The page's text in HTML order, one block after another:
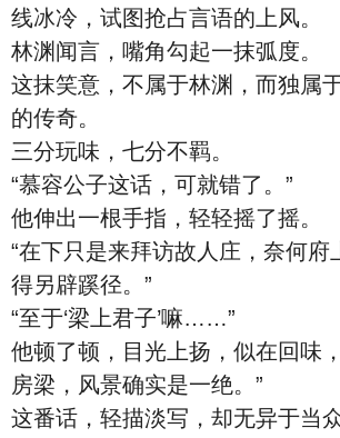
线冰冷，试图抢占言语的上风。
林渊闻言，嘴角勾起一抹弧度。
这抹笑意，不属于林渊，而独属
的传奇。
三分玩味，七分不羁。
“慕容公子这话，可就错了。”
他伸出一根手指，轻轻摇了摇。
“在下只是来拜访故人庄，奈何府
得另辟蹊径。”
“至于‘梁上君子’嘛……”
他顿了顿，目光上扬，似在回味
房梁，风景确实是一绝。”
这番话，轻描淡写，却无异于当